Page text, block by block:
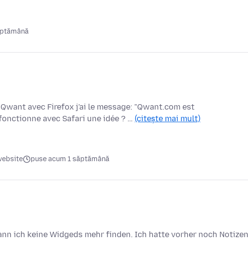
avec Firefox j'ai le message: "Qwant.com est
avec Safari une idée ? … (citește mai mult)
puse acum 1 săptămână
ich keine Widgeds mehr finden. Ich hatte vorher noch Notizen